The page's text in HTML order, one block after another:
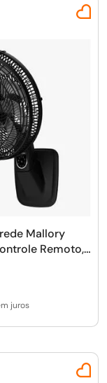
Mallory
Remoto,
Sistema Smart
Pás --
juros